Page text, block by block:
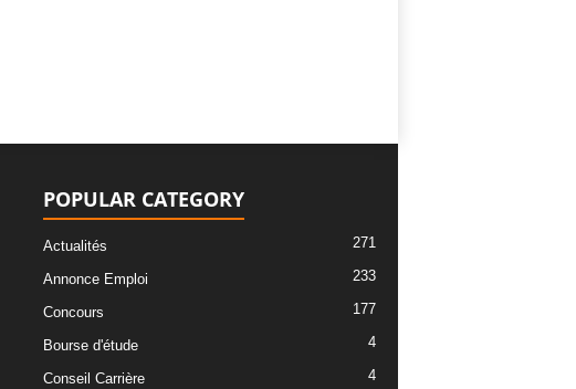
POPULAR CATEGORY
Actualités 271
Annonce Emploi 233
Concours 177
Bourse d'étude 4
Conseil Carrière 4